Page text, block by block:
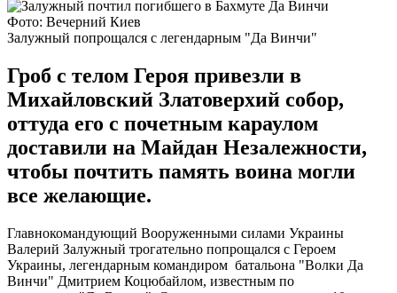
Фото: Вечерний Киев
Залужный попрощался с легендарным "Да Винчи"
Гроб с телом Героя привезли в
Михайловский Златоверхий собор,
оттуда его с почетным караулом
доставили на Майдан Незалежности,
чтобы почтить память воина могли
все желающие.
Главнокомандующий Вооруженными силами Украины
Валерий Залужный трогательно попрощался с Героем
Украины, легендарным командиром батальона "Волки Да
Винчи" Дмитрием Коцюбайлом, известным по